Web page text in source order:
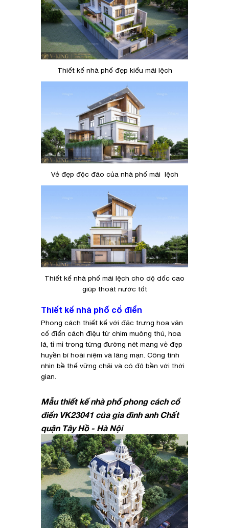
Thiết kế nhà phố đẹp kiểu mái lệch
Vẻ đẹp độc đáo của nhà phố mái lệch
Thiết kế nhà phố mái lệch cho dộ dốc cao
giúp thoát nước tốt
Thiết kế nhà phố cổ điển
Phong cách thiết kế với đặc trưng hoa văn
cổ điển cách điệu từ chim muông thú, hoa
lá, tỉ mỉ trong từng đường nét mang vẻ đẹp
huyền bí hoài niệm và lãng mạn. Công tình
nhìn bề thế vững chãi và có độ bền với thời
gian.
Mẫu thiết kế nhà phố phong cách cổ
điển VK23041 của gia đình anh Chất
quận Tây Hồ - Hà Nội